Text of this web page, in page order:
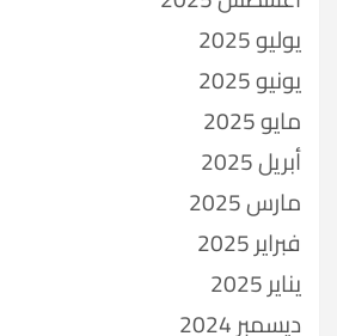
يوليو 2025
يونيو 2025
مايو 2025
أبريل 2025
مارس 2025
فبراير 2025
يناير 2025
ديسمبر 2024